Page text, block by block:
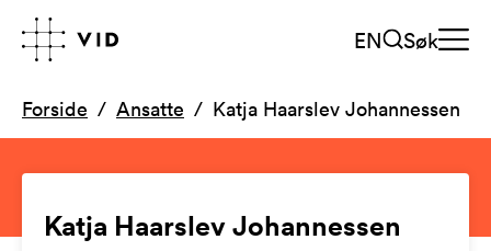
EN Søk
Forside Ansatte Katja Haarslev Johannessen
Katja Haarslev Johannessen